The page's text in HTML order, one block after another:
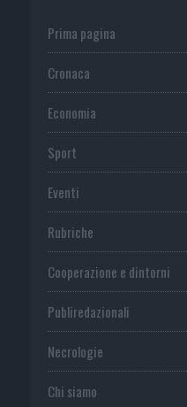
Prima pagina
Cronaca
Economia
Sport
Eventi
Rubriche
Cooperazione e dintorni
Publiredazionali
Necrologie
Chi siamo